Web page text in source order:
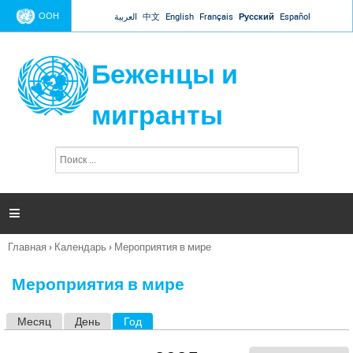
Jump to navigation
ООН العربية 中文 English Français Русский Español
Беженцы и
мигранты
п
и

Вы
Главная › Календарь › Мероприятия в мире
Мероприятия в мире
Месяц День Год